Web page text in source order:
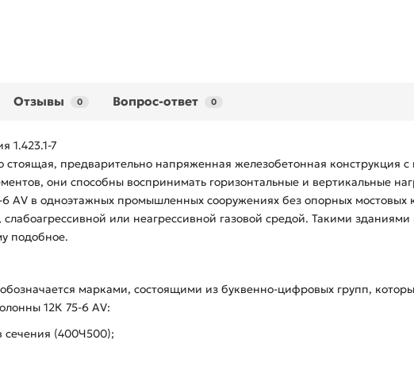
Отзывы 0 Вопрос-ответ 0
1.423.1-7
стоящая, предварительно напряженная железобетонная конструкция
они способны воспринимать горизонтальные и вертикальные
АV в одноэтажных промышленных сооружениях без опорных мостовых
или неагрессивной газовой средой. Такими
подобное.
марками, состоящими из буквенно-цифровых групп,
12К 75-6 АV:
сечения (400Ч500);